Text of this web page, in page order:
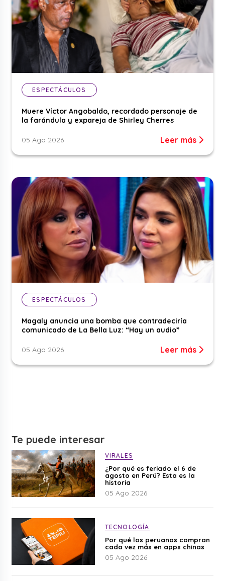
ESPECTÁCULOS
Muere Víctor Angobaldo, recordado personaje de
la farándula y expareja de Shirley Cherres
05 Ago 2026 Leer más
ESPECTÁCULOS
Magaly anuncia una bomba que contradeciría
comunicado de La Bella Luz: “Hay un audio”
05 Ago 2026 Leer más
Te puede interesar
VIRALES
¿Por qué es feriado el 6 de
agosto en Perú? Esta es la
historia
05 Ago 2026
TECNOLOGÍA
Por qué los peruanos compran
cada vez más en apps chinas
05 Ago 2026